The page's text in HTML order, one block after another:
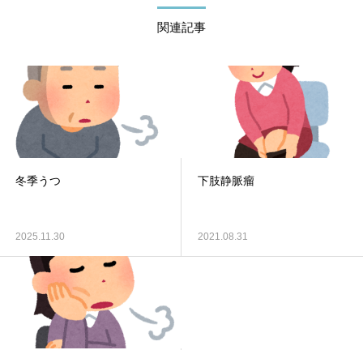
関連記事
冬季うつ
2025.11.30
下肢静脈瘤
2021.08.31